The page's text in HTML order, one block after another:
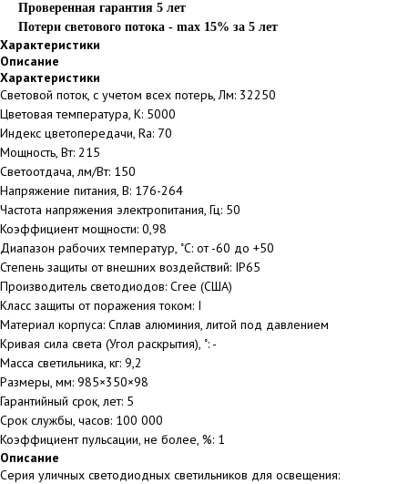
Проверенная гарантия 5 лет
Потери светового потока - max 15% за 5 лет
Характеристики
Описание
Характеристики
Световой поток, с учетом всех потерь, Лм: 32250
Цветовая температура, К: 5000
Индекс цветопередачи, Ra: 70
Мощность, Вт: 215
Светоотдача, лм/Вт: 150
Напряжение питания, В: 176-264
Частота напряжения электропитания, Гц: 50
Коэффициент мощности: 0,98
Диапазон рабочих температур, ˚С: от -60 до +50
Степень защиты от внешних воздействий: IP65
Производитель светодиодов: Cree (США)
Класс защиты от поражения током: I
Материал корпуса: Сплав алюминия, литой под давлением
Кривая сила света (Угол раскрытия), ˚: -
Масса светильника, кг: 9,2
Размеры, мм: 985×350×98
Гарантийный срок, лет: 5
Срок службы, часов: 100 000
Коэффициент пульсации, не более, %: 1
Описание
Серия уличных светодиодных светильников для освещения: